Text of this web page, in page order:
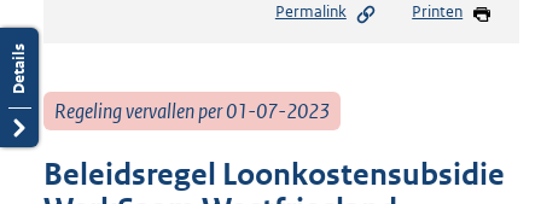
Permalink Printen
Regeling vervallen per 01-07-2023
Beleidsregel Loonkostensubsidie